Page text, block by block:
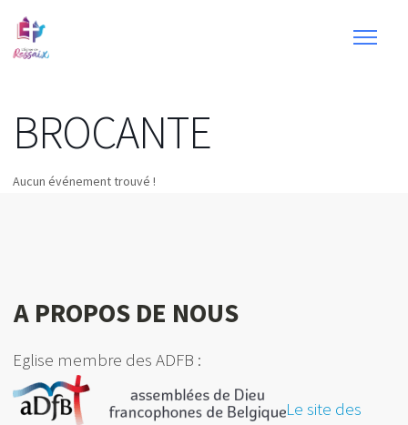
BROCANTE
Aucun événement trouvé !
A PROPOS DE NOUS
Eglise membre des ADFB :
Le site des